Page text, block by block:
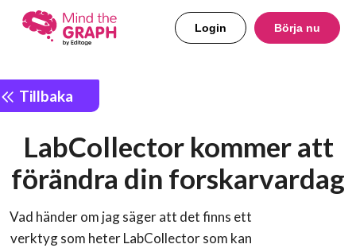
Login Börja nu
Tillbaka
LabCollector kommer att
förändra din forskarvardag
Vad händer om jag säger att det finns ett
verktyg som heter LabCollector som kan